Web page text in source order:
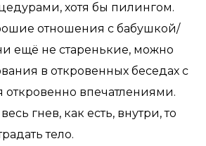
хотя бы пилингом.
отношения с бабушкой/
ещё не старенькие, можно
в откровенных беседах с
откровенно впечатлениями.
гнев, как есть, внутри, то
тело. ⠀